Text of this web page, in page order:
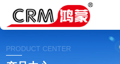
PRODUCT CENTER